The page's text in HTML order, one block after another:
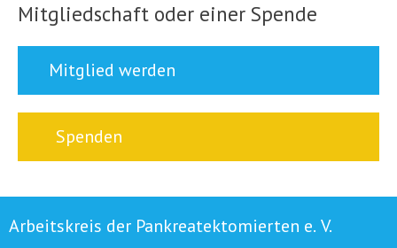
Mitgliedschaft oder einer Spende
Mitglied werden
Spenden
Arbeitskreis der Pankreatektomierten e. V.